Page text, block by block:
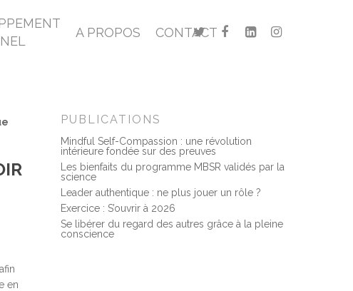
A PROPOS CONTACT
en
PUBLICATIONS
Mindful Self-Compassion : une révolution
intérieure fondée sur des preuves
Les bienfaits du programme MBSR validés par la
science
Leader authentique : ne plus jouer un rôle ?
Exercice : S’ouvrir à 2026
Se libérer du regard des autres grâce à la pleine
conscience